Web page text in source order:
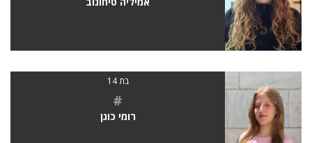
בת 14
#
רומי כוגן